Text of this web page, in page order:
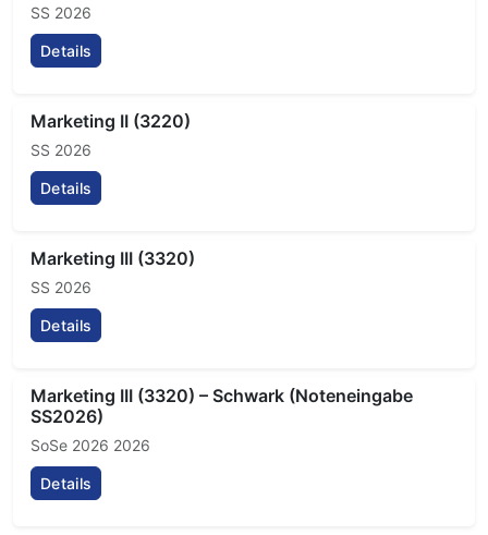
SS 2026
Details
Marketing II (3220)
SS 2026
Details
Marketing III (3320)
SS 2026
Details
Marketing III (3320) – Schwark (Noteneingabe
SS2026)
SoSe 2026 2026
Details